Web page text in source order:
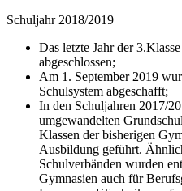
Schuljahr 2018/2019
Das letzte Jahr der
abgeschlossen;
Am 1. September 2019
Schulsystem abgeschafft;
In den Schuljahren 2017/
umgewandelten
Klassen der bisherigen
Ausbildung geführt.
Schulverbänden wurden
Gymnasien auch für